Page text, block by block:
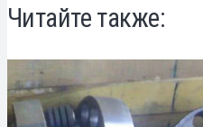
Читайте также: